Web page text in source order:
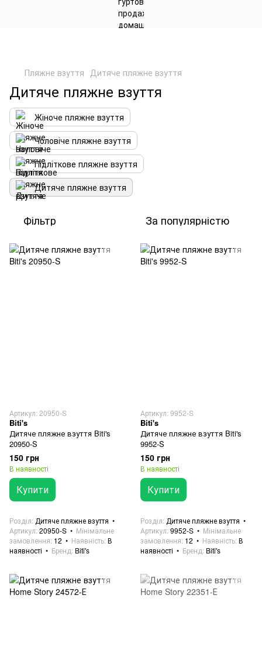
Пляжне взуття Дитяче пляжне взуття
Дитяче пляжне взуття
Жіноче пляжне взуття
Чоловіче пляжне взуття
Підліткове пляжне взуття
Дитяче пляжне взуття
Фільтр За популярністю
Артикул: 20950-S
Biti's
Дитяче пляжне взуття Biti's
20950-S
150 грн
В наявності
Купити
Розділ Дитяче пляжне взуття
Артикул 20950-S
Мінімальне
замовлення 12 Наявність В
наявності
Бренд Biti's
Артикул: 9952-S
Biti's
Дитяче пляжне взуття Biti's
9952-S
150 грн
В наявності
Купити
Розділ Дитяче пляжне взуття
Артикул 9952-S
Мінімальне
замовлення 12 Наявність В
наявності
Бренд Biti's